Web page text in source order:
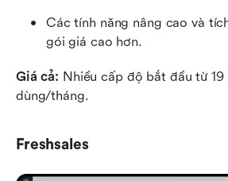
Các tính năng nâng cao và
gói giá cao hơn.
Giá cả: Nhiều cấp độ bắt đầu từ
dùng/tháng.
Freshsales